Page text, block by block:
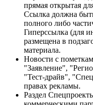
прямая открытая
Ссылка должна
полного либо
Гиперссылка (для
размещена в
материала.
Новости с
"Заявление",
"Тест-драйв",
правах рекламы.
Раздел